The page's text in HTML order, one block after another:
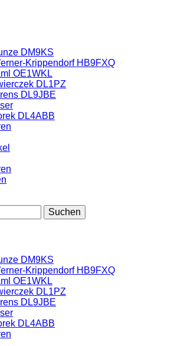
DM9KS
Krippendorf HB9FXQ
OE1WKL
DL1PZ
DL9JBE
DL4ABB
DM9KS
Krippendorf HB9FXQ
OE1WKL
DL1PZ
DL9JBE
DL4ABB